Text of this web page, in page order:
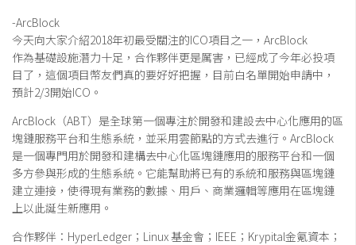
-ArcBlock
今天向大家介紹2018年初最受關注的ICO項目之一，ArcBlock
作為基礎設施潛力十足，合作夥伴更是厲害，已經成了今年必投項
目了，這個項目幣友們真的要好好把握，目前白名單開始申請中，
預計2/3開始ICO。
ArcBlock（ABT）是全球第一個專注於開發和建設去中心化應用的區
塊鏈服務平台和生態系統，並采用雲節點的方式去進行。ArcBlock
是一個專門用於開發和建構去中心化區塊鏈應用的服務平台和一個
多方參與形成的生態系統。它能幫助將已有的系統和服務與區塊鏈
建立連接，使得現有業務的數據、用戶、商業邏輯等應用在區塊鏈
上以此誕生新應用。
合作夥伴：HyperLedger；Linux 基金會；IEEE；Krypital金氪資本；